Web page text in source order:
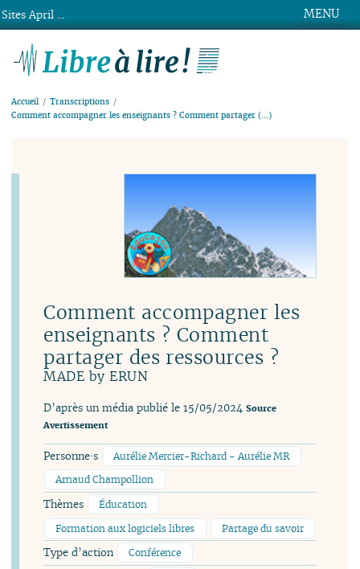
MENU
Accueil
Transcriptions
Comment accompagner les enseignants ? Comment partager (…)
Comment accompagner les
enseignants ? Comment
partager des ressources ?
MADE by ERUN
D’après un média publié le 15/05/2024 Source
Avertissement
Personne·s
Aurélie Mercier-Richard - Aurélie MR
Arnaud Champollion
Thèmes
Éducation
Formation aux logiciels libres
Partage du savoir
Type d’action Conférence
Sites April ...